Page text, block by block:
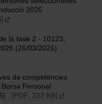
2026
la fase 2 - 10123,
(26/03/2026)
de competències
Personal
[PDF: 322 KB]